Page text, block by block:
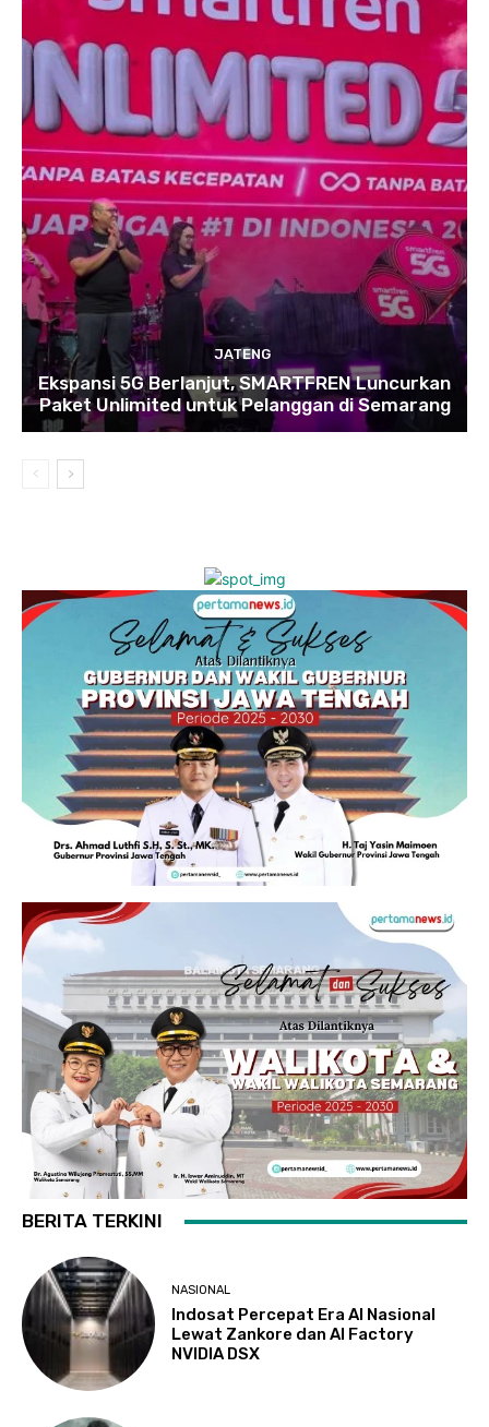
JATENG
Ekspansi 5G Berlanjut, SMARTFREN Luncurkan
Paket Unlimited untuk Pelanggan di Semarang
BERITA TERKINI
NASIONAL
Indosat Percepat Era AI Nasional
Lewat Zankore dan AI Factory
NVIDIA DSX